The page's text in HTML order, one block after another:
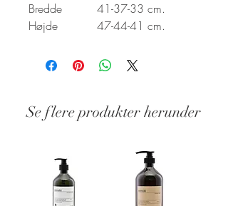
Bredde
41-37-33 cm.
Højde
47-44-41 cm.
Se flere produkter herunder
Stand: Ny